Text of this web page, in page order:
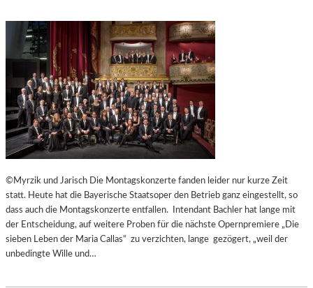
©Myrzik und Jarisch Die Montagskonzerte fanden leider nur kurze Zeit
statt. Heute hat die Bayerische Staatsoper den Betrieb ganz eingestellt, so
dass auch die Montagskonzerte entfallen. Intendant Bachler hat lange mit
der Entscheidung, auf weitere Proben für die nächste Opernpremiere „Die
sieben Leben der Maria Callas“ zu verzichten, lange gezögert, „weil der
unbedingte Wille und…